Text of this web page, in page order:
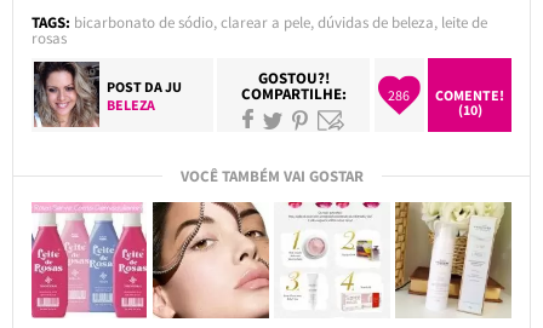
TAGS: bicarbonato de sódio,clarear a pele,dúvidas de beleza, leite de
rosas
POST DAJU
BELEZA
GOSTOU?!
COMPARTILHE: 286
COMENTE!
(10)
VOCÊ TAMBÉM VAI GOSTAR